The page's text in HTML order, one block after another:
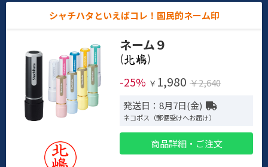
シャチハタといえばコレ！国民的ネーム印
ネーム９
(
)
-25% ￥ 1,980 ￥2,640
発送日：8月7日(金)
ネコポス（郵便受けへお届け）
商品詳細・ご注文